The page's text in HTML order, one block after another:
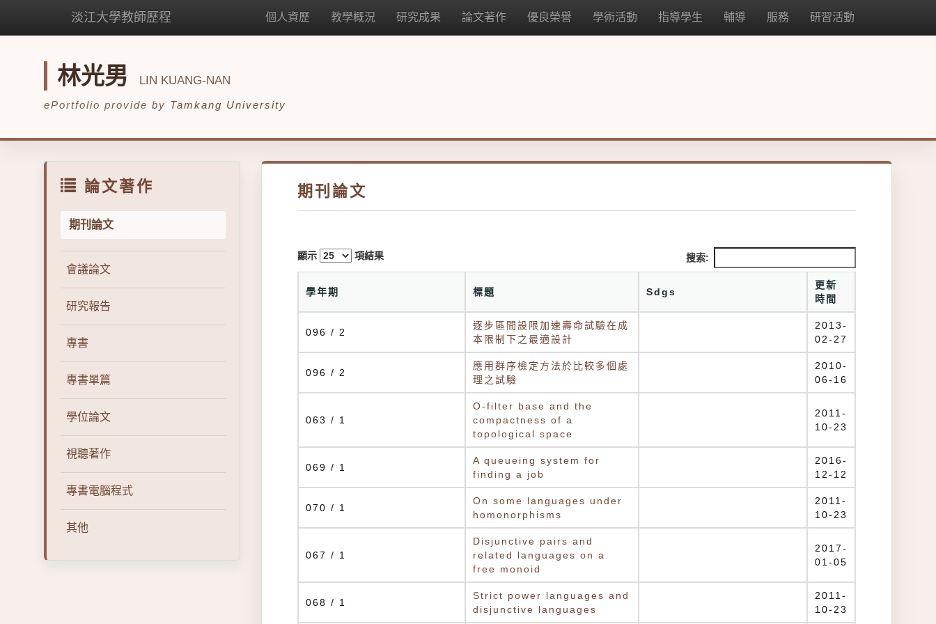
淡江大學教師歷程 個人資歷 教學概況 研究成果 論文著作 優良榮譽 學術活動 指導學生 輔導 服務 研習活動
林光男 LIN KUANG-NAN
ePortfolio provide by Tamkang University
論文著作
期刊論文
會議論文
研究報告
專書
專書單篇
學位論文
視聽著作
專書電腦程式
其他
期刊論文
顯示 項結果 搜索:
學年期 標題 Sdgs
更新
時間
096 / 2
逐步區間設限加速壽命試驗在成
本限制下之最適設計
2013-
02-27
096 / 2
應用群序檢定方法於比較多個處
理之試驗
2010-
06-16
063 / 1
O-filter base and the
compactness of a
topological space
2011-
10-23
069 / 1
A queueing system for
finding a job
2016-
12-12
070 / 1
On some languages under
homonorphisms
2011-
10-23
067 / 1
Disjunctive pairs and
related languages on a
free monoid
2017-
01-05
068 / 1
Strict power languages and
disjunctive languages
2011-
10-23